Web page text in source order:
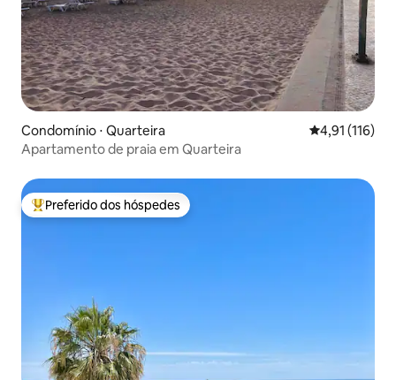
Condomínio ⋅ Quarteira 4,91 de uma
4,91 (116)
Apartamento de praia em Quarteira
Entre os melhores preferidos dos hóspedes
Preferido dos hóspedes